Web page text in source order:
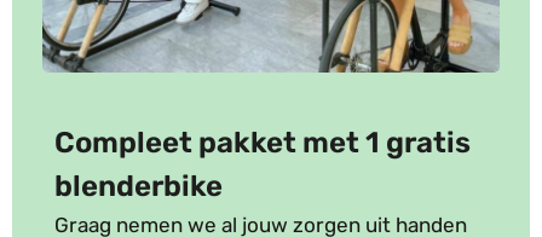
Compleet pakket met 1 gratis
blenderbike
Graag nemen we al jouw zorgen uit handen